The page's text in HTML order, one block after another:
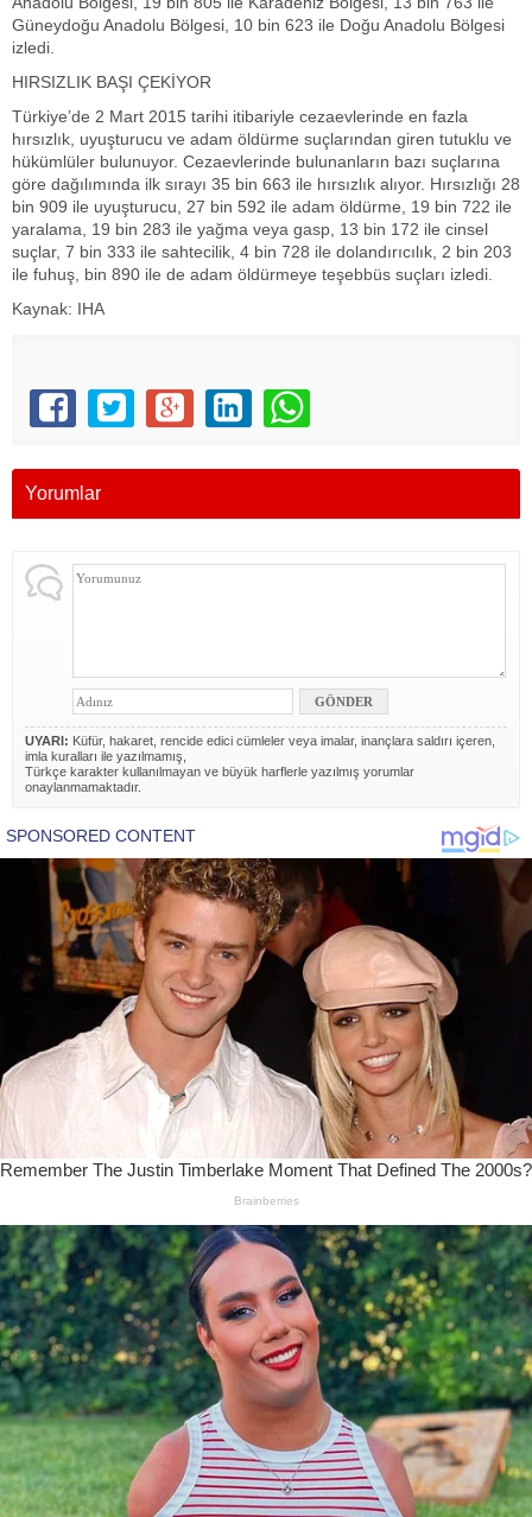
Güneydoğu Anadolu Bölgesi, 10 bin 623 ile Doğu Anadolu Bölgesi
izledi.
HIRSIZLIK BAŞI ÇEKİYOR
Türkiye’de 2 Mart 2015 tarihi itibariyle cezaevlerinde en fazla
hırsızlık, uyuşturucu ve adam öldürme suçlarından giren tutuklu ve
hükümlüler bulunuyor. Cezaevlerinde bulunanların bazı suçlarına
göre dağılımında ilk sırayı 35 bin 663 ile hırsızlık alıyor. Hırsızlığı 28
bin 909 ile uyuşturucu, 27 bin 592 ile adam öldürme, 19 bin 722 ile
yaralama, 19 bin 283 ile yağma veya gasp, 13 bin 172 ile cinsel
suçlar, 7 bin 333 ile sahtecilik, 4 bin 728 ile dolandırıcılık, 2 bin 203
ile fuhuş, bin 890 ile de adam öldürmeye teşebbüs suçları izledi.
Kaynak: IHA
Yorumlar
UYARI: Küfür, hakaret, rencide edici cümleler veya imalar, inançlara saldırı içeren,
imla kuralları ile yazılmamış,
Türkçe karakter kullanılmayan ve büyük harflerle yazılmış yorumlar
onaylanmamaktadır.